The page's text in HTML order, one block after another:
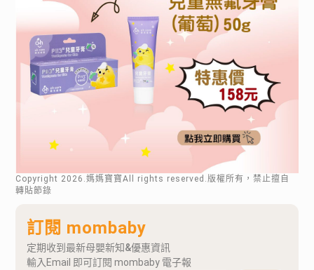
Copyright 2026 .媽媽寶寶All rights reserved.版權所有，禁止擅自
轉貼節錄
訂閱 mombaby
定期收到最新母嬰新知&優惠資訊
輸入Email 即可訂閱 mombaby 電子報